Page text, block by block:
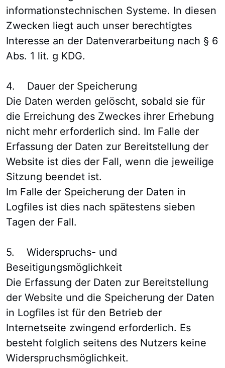
informationstechnischen Systeme. In diesen
Zwecken liegt auch unser berechtigtes
Interesse an der Datenverarbeitung nach § 6
Abs. 1 lit. g KDG.
4. Dauer der Speicherung
Die Daten werden gelöscht, sobald sie für
die Erreichung des Zweckes ihrer Erhebung
nicht mehr erforderlich sind. Im Falle der
Erfassung der Daten zur Bereitstellung der
Website ist dies der Fall, wenn die jeweilige
Sitzung beendet ist.
Im Falle der Speicherung der Daten in
Logfiles ist dies nach spätestens sieben
Tagen der Fall.
5. Widerspruchs- und
Beseitigungsmöglichkeit
Die Erfassung der Daten zur Bereitstellung
der Website und die Speicherung der Daten
in Logfiles ist für den Betrieb der
Internetseite zwingend erforderlich. Es
besteht folglich seitens des Nutzers keine
Widerspruchsmöglichkeit.